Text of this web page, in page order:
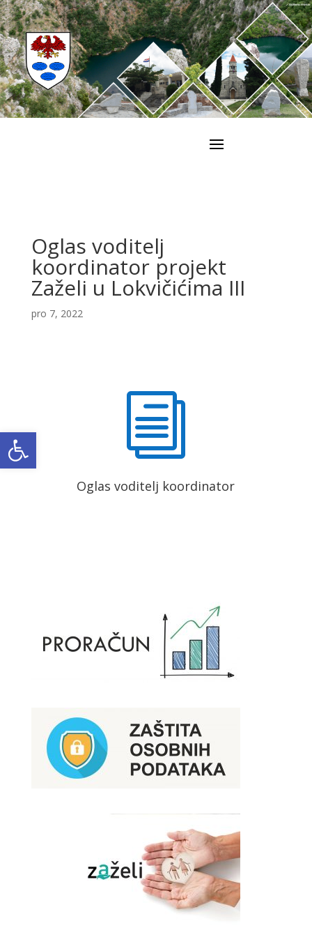
Open toolbar
Oglas voditelj
koordinator projekt
Zaželi u Lokvičićima III
pro 7, 2022
i
Oglas voditelj koordinator